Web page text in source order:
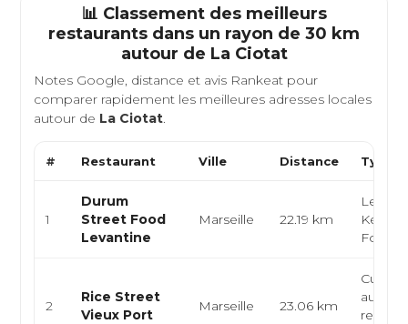
📊 Classement des meilleurs
restaurants dans un rayon de 30 km
autour de La Ciotat
Notes Google, distance et avis Rankeat pour
comparer rapidement les meilleures adresses locales
autour de La Ciotat.
# Restaurant Ville Distance Type
1
Durum
Street Food
Levantine
Marseille 22.19 km
Food
2
Rice Street
Vieux Port
Marseille 23.06 km